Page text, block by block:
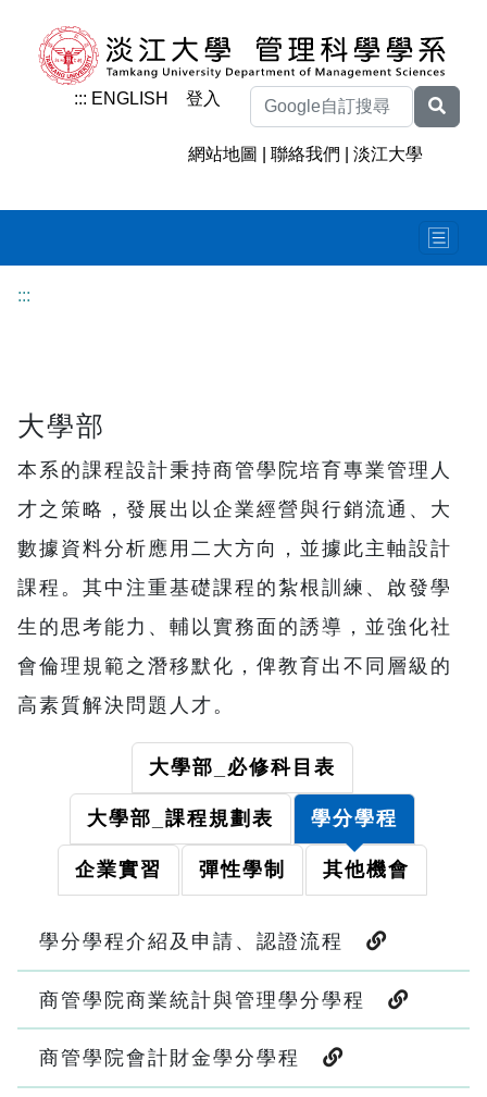
::: ENGLISH 登入
網站地圖 |聯絡我們 |淡江大學
:::
大學部
本系的課程設計秉持商管學院培育專業管理人
才之策略，發展出以企業經營與行銷流通、大
數據資料分析應用二大方向，並據此主軸設計
課程。其中注重基礎課程的紮根訓練、啟發學
生的思考能力、輔以實務面的誘導，並強化社
會倫理規範之潛移默化，俾教育出不同層級的
高素質解決問題人才。
大學部_必修科目表
大學部_課程規劃表 學分學程
企業實習 彈性學制 其他機會
學分學程介紹及申請、認證流程
商管學院商業統計與管理學分學程
商管學院會計財金學分學程